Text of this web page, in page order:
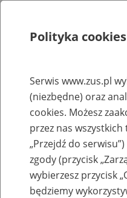
Rejestry, ewidencje i archiwa
Baza
Nazwa zakładu pracy:
Polityka cookies
Serwis www.zus.pl
(niezbędne) oraz
cookies. Możesz
przez nas
„Przejdź do
zgody (przycisk
wybierzesz przycisk
będziemy